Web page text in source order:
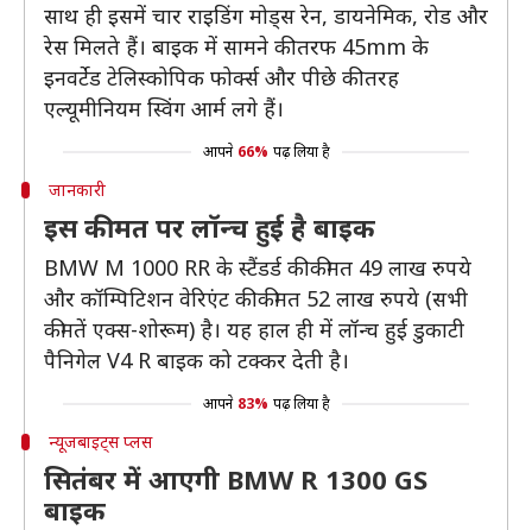
साथ ही इसमें चार राइडिंग मोड्स रेन, डायनेमिक, रोड और
रेस मिलते हैं। बाइक में सामने की तरफ 45mm के
इनवर्टेड टेलिस्कोपिक फोर्क्स और पीछे की तरह
एल्यूमीनियम स्विंग आर्म लगे हैं।
आपने 66% पढ़ लिया है
जानकारी
इस कीमत पर लॉन्च हुई है बाइक
BMW M 1000 RR के स्टैंडर्ड की कीमत 49 लाख रुपये
और कॉम्पिटिशन वेरिएंट की कीमत 52 लाख रुपये (सभी
कीमतें एक्स-शोरूम) है। यह हाल ही में लॉन्च हुई डुकाटी
पैनिगेल V4 R बाइक को टक्कर देती है।
आपने 83% पढ़ लिया है
न्यूजबाइट्स प्लस
सितंबर में आएगी BMW R 1300 GS
बाइक